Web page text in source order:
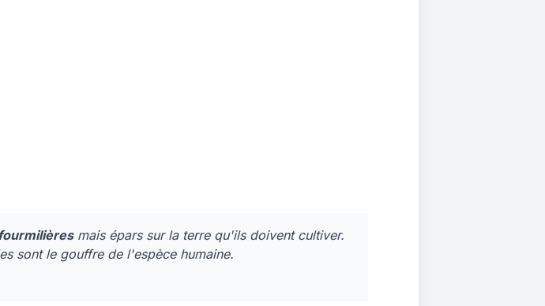
mais épars sur la terre qu'ils doivent cultiver.
sont le gouffre de l'espèce humaine.